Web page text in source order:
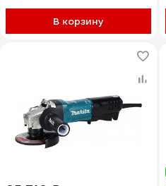
В корзину